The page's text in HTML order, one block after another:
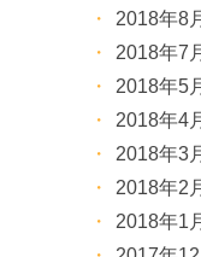
2018年8
2018年7
2018年5
2018年4
2018年3
2018年2
2018年1